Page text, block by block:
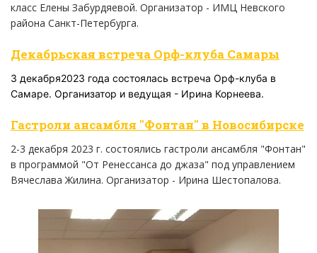
класс Елены Забурдяевой. Организатор - ИМЦ Невского
района Санкт-Петербурга.
Декабрьская встреча Орф-клуба Самары
3 декабря2023 года состоялась встреча Орф-клуба в
Самаре. Организатор и ведущая - Ирина Корнеева.
Гастроли ансамбля "Фонтан" в Новосибирске
2-3 декабря 2023 г. состоялись гастроли ансамбля "Фонтан"
в программой "От Ренессанса до джаза" под управлением
Вячеслава Жилина. Организатор - Ирина Шестопалова.